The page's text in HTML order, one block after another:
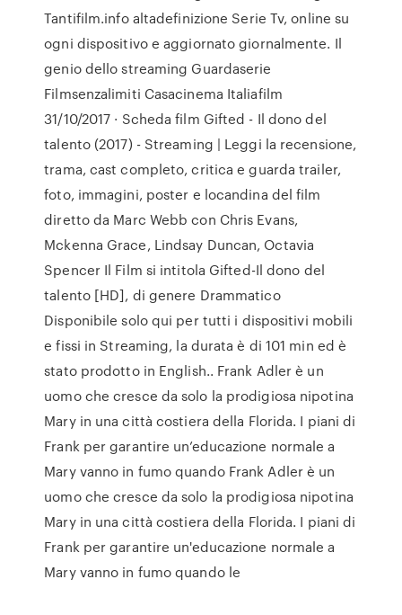
Tantifilm.info altadefinizione Serie Tv, online su
ogni dispositivo e aggiornato giornalmente. Il
genio dello streaming Guardaserie
Filmsenzalimiti Casacinema Italiafilm
31/10/2017 · Scheda film Gifted - Il dono del
talento (2017) - Streaming | Leggi la recensione,
trama, cast completo, critica e guarda trailer,
foto, immagini, poster e locandina del film
diretto da Marc Webb con Chris Evans,
Mckenna Grace, Lindsay Duncan, Octavia
Spencer Il Film si intitola Gifted-Il dono del
talento [HD], di genere Drammatico
Disponibile solo qui per tutti i dispositivi mobili
e fissi in Streaming, la durata è di 101 min ed è
stato prodotto in English.. Frank Adler è un
uomo che cresce da solo la prodigiosa nipotina
Mary in una città costiera della Florida. I piani di
Frank per garantire un’educazione normale a
Mary vanno in fumo quando Frank Adler è un
uomo che cresce da solo la prodigiosa nipotina
Mary in una città costiera della Florida. I piani di
Frank per garantire un'educazione normale a
Mary vanno in fumo quando le